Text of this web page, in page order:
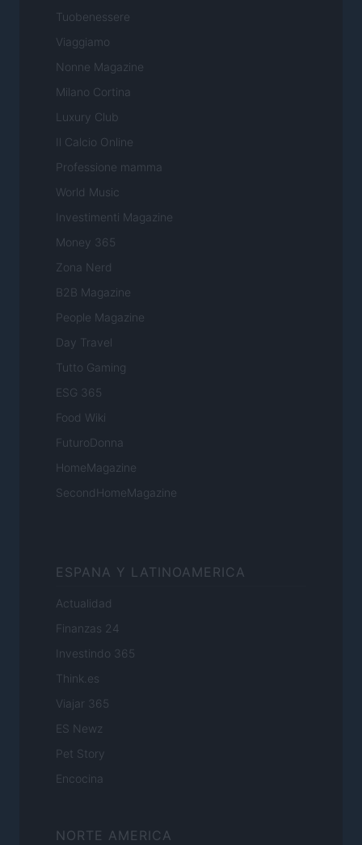
Tuobenessere
Viaggiamo
Nonne Magazine
Milano Cortina
Luxury Club
Il Calcio Online
Professione mamma
World Music
Investimenti Magazine
Money 365
Zona Nerd
B2B Magazine
People Magazine
Day Travel
Tutto Gaming
ESG 365
Food Wiki
FuturoDonna
HomeMagazine
SecondHomeMagazine
ESPANA Y LATINOAMERICA
Actualidad
Finanzas 24
Investindo 365
Think.es
Viajar 365
ES Newz
Pet Story
Encocina
NORTE AMERICA